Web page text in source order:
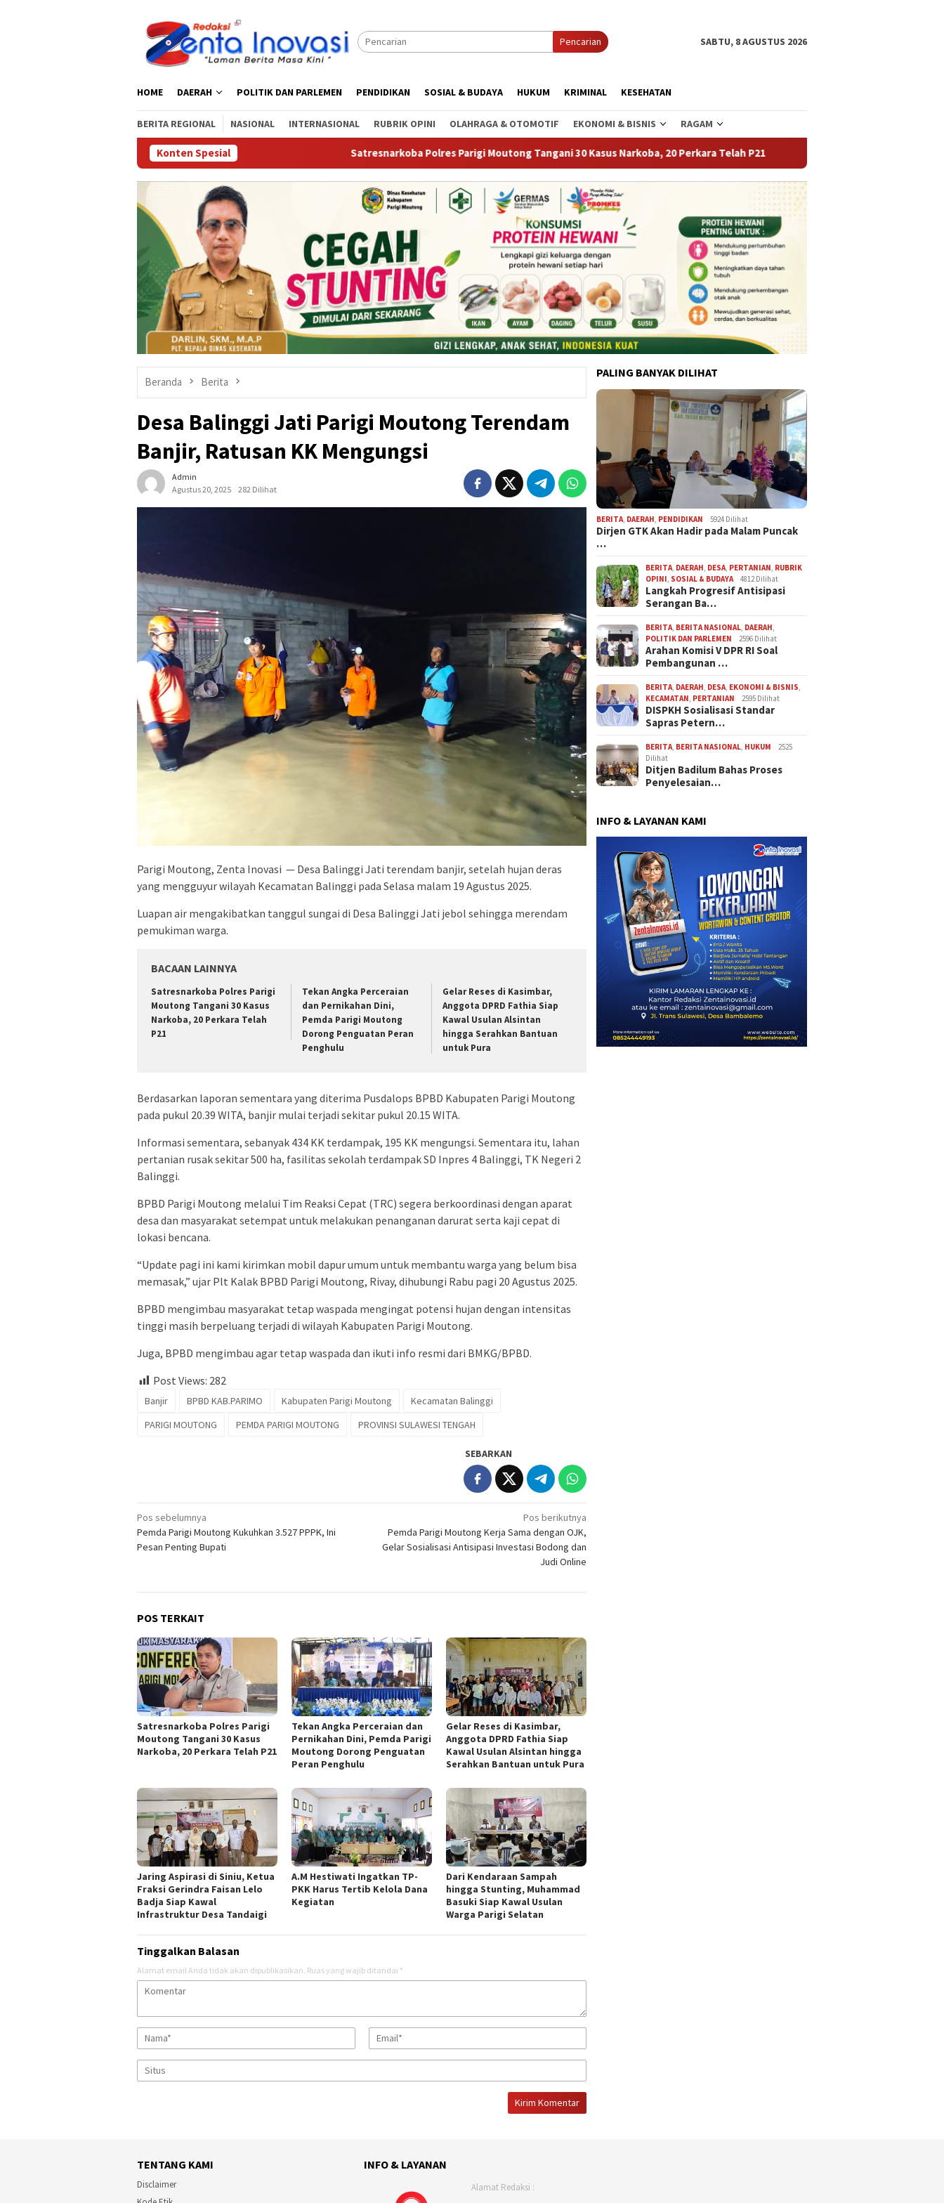
Pencarian SABTU, 8 AGUSTUS 2026
HOME DAERAH POLITIK DAN PARLEMEN PENDIDIKAN SOSIAL & BUDAYA HUKUM KRIMINAL KESEHATAN
BERITA REGIONAL NASIONAL INTERNASIONAL RUBRIK OPINI OLAHRAGA & OTOMOTIF EKONOMI & BISNIS RAGAM
Konten Spesial Satresnarkoba Polres Parigi Moutong Tangani 30 Kasus Narkoba, 20 Perkara Telah P21 Tekan Angka Perceraian dan Pernikahan
Beranda Berita
Desa Balinggi Jati Parigi Moutong Terendam
Banjir, Ratusan KK Mengungsi
Admin
Agustus 20, 2025
282 Dilihat
Parigi Moutong, Zenta Inovasi — Desa Balinggi Jati terendam banjir, setelah hujan deras
yang mengguyur wilayah Kecamatan Balinggi pada Selasa malam 19 Agustus 2025.
Luapan air mengakibatkan tanggul sungai di Desa Balinggi Jati jebol sehingga merendam
pemukiman warga.
BACAAN LAINNYA
Satresnarkoba Polres Parigi
Moutong Tangani 30 Kasus
Narkoba, 20 Perkara Telah
P21
Tekan Angka Perceraian
dan Pernikahan Dini,
Pemda Parigi Moutong
Dorong Penguatan Peran
Penghulu
Gelar Reses di Kasimbar,
Anggota DPRD Fathia Siap
Kawal Usulan Alsintan
hingga Serahkan Bantuan
untuk Pura
Berdasarkan laporan sementara yang diterima Pusdalops BPBD Kabupaten Parigi Moutong
pada pukul 20.39 WITA, banjir mulai terjadi sekitar pukul 20.15 WITA.
Informasi sementara, sebanyak 434 KK terdampak, 195 KK mengungsi. Sementara itu, lahan
pertanian rusak sekitar 500 ha, fasilitas sekolah terdampak SD Inpres 4 Balinggi, TK Negeri 2
Balinggi.
BPBD Parigi Moutong melalui Tim Reaksi Cepat (TRC) segera berkoordinasi dengan aparat
desa dan masyarakat setempat untuk melakukan penanganan darurat serta kaji cepat di
lokasi bencana.
“Update pagi ini kami kirimkan mobil dapur umum untuk membantu warga yang belum bisa
memasak,” ujar Plt Kalak BPBD Parigi Moutong, Rivay, dihubungi Rabu pagi 20 Agustus 2025.
BPBD mengimbau masyarakat tetap waspada mengingat potensi hujan dengan intensitas
tinggi masih berpeluang terjadi di wilayah Kabupaten Parigi Moutong.
Juga, BPBD mengimbau agar tetap waspada dan ikuti info resmi dari BMKG/BPBD.
Post Views: 282
Banjir BPBD KAB.PARIMO Kabupaten Parigi Moutong
Kecamatan Balinggi
PARIGI MOUTONG
PEMDA PARIGI MOUTONG PROVINSI SULAWESI TENGAH
SEBARKAN
Navigasi
pos
Pos sebelumnya
Pemda Parigi Moutong Kukuhkan 3.527 PPPK, Ini
Pesan Penting Bupati
Pos berikutnya
Pemda Parigi Moutong Kerja Sama dengan OJK,
Gelar Sosialisasi Antisipasi Investasi Bodong dan
Judi Online
POS TERKAIT
Satresnarkoba Polres Parigi
Moutong Tangani 30 Kasus
Narkoba, 20 Perkara Telah P21
Tekan Angka Perceraian dan
Pernikahan Dini, Pemda Parigi
Moutong Dorong Penguatan
Peran Penghulu
Gelar Reses di Kasimbar,
Anggota DPRD Fathia Siap
Kawal Usulan Alsintan hingga
Serahkan Bantuan untuk Pura
Jaring Aspirasi di Siniu, Ketua
Fraksi Gerindra Faisan Lelo
Badja Siap Kawal
Infrastruktur Desa Tandaigi
A.M Hestiwati Ingatkan TP-
PKK Harus Tertib Kelola Dana
Kegiatan
Dari Kendaraan Sampah
hingga Stunting, Muhammad
Basuki Siap Kawal Usulan
Warga Parigi Selatan
Tinggalkan Balasan
Alamat email Anda tidak akan dipublikasikan. Ruas yang wajib ditandai *
PALING BANYAK DILIHAT
BERITA DAERAH PENDIDIKAN 5924 Dilihat
Dirjen GTK Akan Hadir pada Malam Puncak
…
BERITA DAERAH DESA PERTANIAN RUBRIK
OPINI SOSIAL & BUDAYA 4812 Dilihat
Langkah Progresif Antisipasi
Serangan Ba…
BERITA BERITA NASIONAL DAERAH
POLITIK DAN PARLEMEN
2596 Dilihat
Arahan Komisi V DPR RI Soal
Pembangunan …
BERITA DAERAH DESA EKONOMI & BISNIS
KECAMATAN PERTANIAN 2595 Dilihat
DISPKH Sosialisasi Standar
Sapras Petern…
BERITA BERITA NASIONAL HUKUM
2525
Dilihat
Ditjen Badilum Bahas Proses
Penyelesaian…
INFO & LAYANAN KAMI
TENTANG KAMI
Disclaimer
INFO & LAYANAN
Alamat Redaksi :